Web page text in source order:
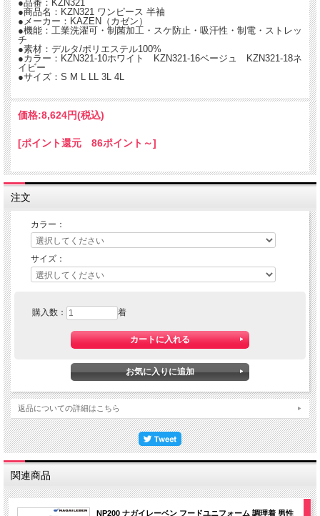
●品番：KZN321
●商品名：KZN321 ワンピース 半袖
●メーカー：KAZEN（カゼン）
●機能：工業洗濯可・制菌加工・スケ防止・吸汗性・制電・ストレッ
チ
●素材：デルタ/ポリエステル100%
●カラー：KZN321-10ホワイト KZN321-16ベージュ KZN321-18ネ
イビー
●サイズ：S M L LL 3L 4L
価格:8,624円(税込)
[ポイント還元 86ポイント～]
注文
カラー：
サイズ：
購入数： 着
返品についての詳細はこちら
関連商品
NP200 ナガイレーベン フードユニフォーム 調理着 男性